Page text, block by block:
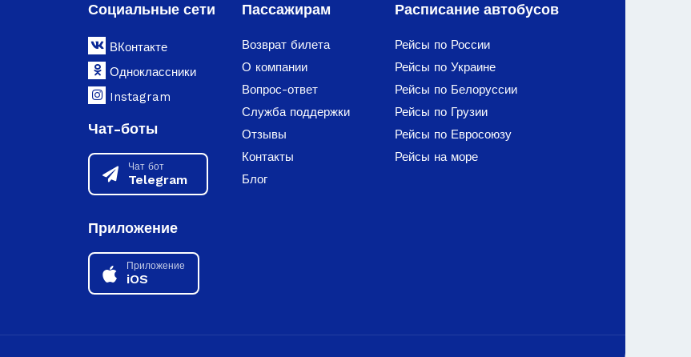
Социальные сети
ВКонтакте
Одноклассники
Instagram
Чат-боты
Чат бот
Telegram
Приложение
Приложение
iOS
Пассажирам
Возврат билета
О компании
Вопрос-ответ
Служба поддержки
Отзывы
Контакты
Блог
Расписание автобусов
Рейсы по России
Рейсы по Украине
Рейсы по Белоруссии
Рейсы по Грузии
Рейсы по Евросоюзу
Рейсы на море